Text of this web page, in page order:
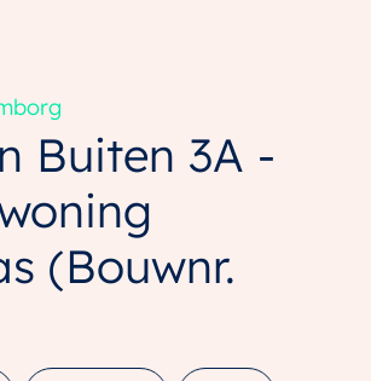
Buiten 3A -
(Bouwnr.